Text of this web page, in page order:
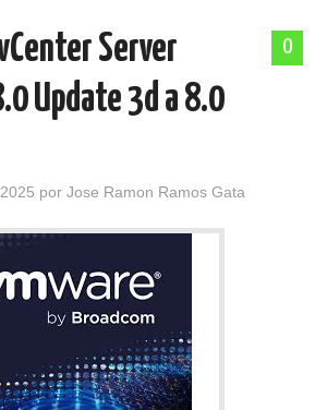
0
Server
Update 3d a 8.0
porJose Ramon Ramos Gata